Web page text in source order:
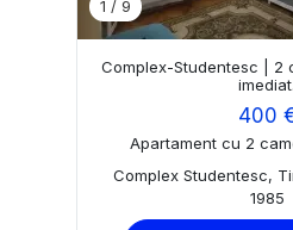
1 / 9
Complex-Studentesc | 2
imediat.
400
Apartament cu 2
Complex Studentesc,
1985